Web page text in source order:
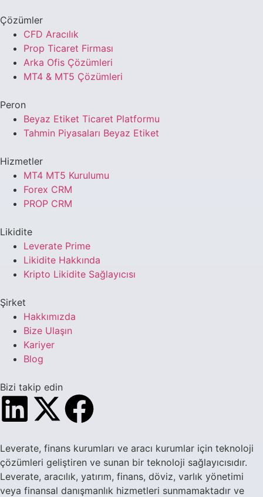
Çözümler
CFD Aracılık
Prop Ticaret Firması
Arka Ofis Çözümleri
MT4 & MT5 Çözümleri
Peron
Beyaz Etiket Ticaret Platformu
Tahmin Piyasaları Beyaz Etiket
Hizmetler
MT4 MT5 Kurulumu
Forex CRM
PROP CRM
Likidite
Leverate Prime
Likidite Hakkında
Kripto Likidite Sağlayıcısı
Şirket
Hakkımızda
Bize Ulaşın
Kariyer
Blog
Bizi takip edin
Leverate, finans kurumları ve aracı kurumlar için teknoloji
çözümleri geliştiren ve sunan bir teknoloji sağlayıcısıdır.
Leverate, aracılık, yatırım, finans, döviz, varlık yönetimi
veya finansal danışmanlık hizmetleri sunmamaktadır ve